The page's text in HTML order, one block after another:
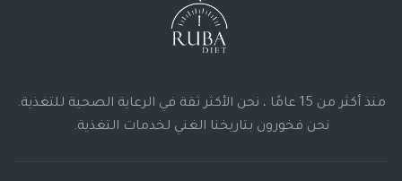
منذ أكثر من 15 عامًا ، نحن الأكثر ثقة في الرعاية الصحية للتغذية.
نحن فخورون بتاريخنا الغني لخدمات التغذية.